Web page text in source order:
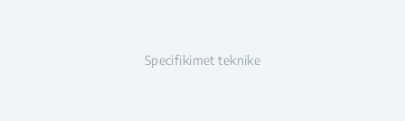
Specifikimet teknike